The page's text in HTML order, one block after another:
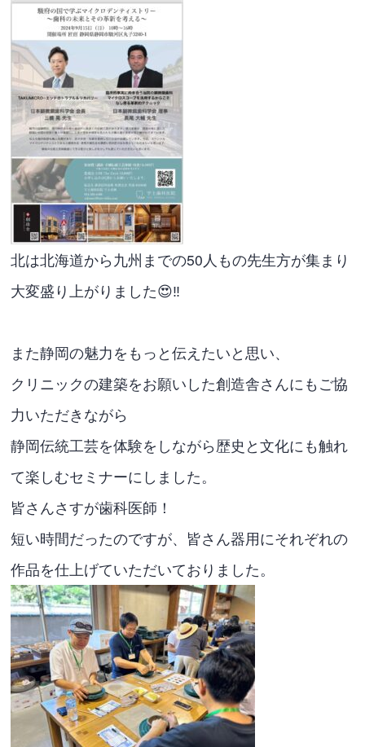
北は北海道から九州までの50人もの先生方が集まり
大変盛り上がりました😍‼️
また静岡の魅力をもっと伝えたいと思い、
クリニックの建築をお願いした創造舎さんにもご協
力いただきながら
静岡伝統工芸を体験をしながら歴史と文化にも触れ
て楽しむセミナーにしました。
皆さんさすが歯科医師！
短い時間だったのですが、皆さん器用にそれぞれの
作品を仕上げていただいておりました。